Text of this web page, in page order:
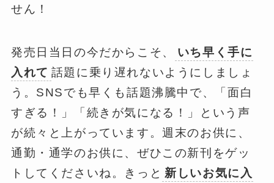
せん！
発売日当日の今だからこそ、
いち早く手に
入れて 話題に乗り遅れないようにしましょ
う。SNSでも早くも話題沸騰中で、「面白
すぎる！」「続きが気になる！」という声
が続々と上がっています。週末のお供に、
通勤・通学のお供に、ぜひこの新刊をゲッ
トしてくださいね。きっと 新しいお気に入